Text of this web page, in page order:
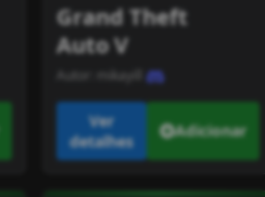
Grand Theft
Auto V
Autor: mikayill
Ver
detalhes
Adicionar